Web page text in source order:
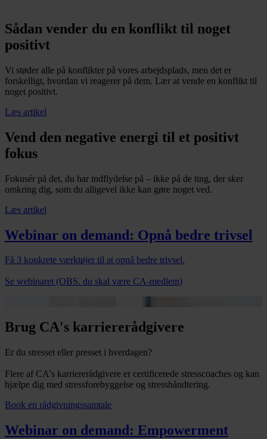
Sådan vender du en konflikt til noget
positivt
Vi støder alle på konflikter på vores arbejdsplads, men det er
forskelligt, hvordan vi reagerer på dem. Lær at vende en konflikt til
noget positivt.
Læs artikel
Vend den negative energi til et positivt
fokus
Fokusér på det, du har indflydelse på – ikke på de ting, der sker
omkring dig, som du alligevel ikke kan gøre noget ved.
Læs artikel
Webinar on demand: Opnå bedre trivsel
Få 3 konkrete værktøjer til at opnå bedre trivsel.
Se webinaret (OBS. du skal være CA-medlem)
Brug CA's karriererådgivere
Er du stresset eller presset i hverdagen?
Flere af CA's karriererådgivere er certificerede stresscoaches og kan
hjælpe dig med stressforebyggelse og stresshåndtering.
Book en rådgivningssamtale
Webinar on demand: Empowerment